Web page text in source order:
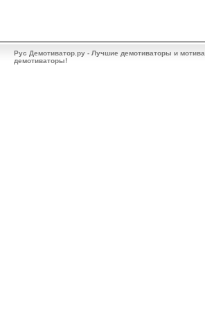
Рус Демотиватор.ру - Лучшие демотиваторы и
демотиваторы!